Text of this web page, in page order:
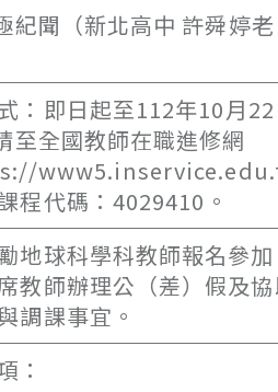
紀聞（新北高中 許舜婷老
：即日起至112年10月
至全國教師在職進修網
程代碼：4029410。
地球科學科教師報名參
教師辦理公（差）假及
調課事宜。
：